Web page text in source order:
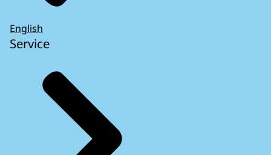
Ik kan u hiermee helpen.
Ja, alstublieft.
Ik heb een master in biologie, maar nu
had ik er liever een in computers.
Dat hoeft niet, meneer.
Ik kan u helpen.
English
Service